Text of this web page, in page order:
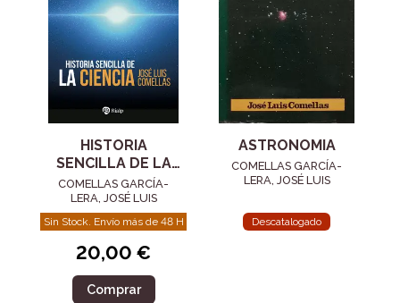
HISTORIA
SENCILLA DE LA
CIENCIA
COMELLAS GARCÍA-
LERA, JOSÉ LUIS
Sin Stock. Envío más de 48 H
20,00 €
Comprar
ASTRONOMIA
COMELLAS GARCÍA-
LERA, JOSÉ LUIS
Descatalogado